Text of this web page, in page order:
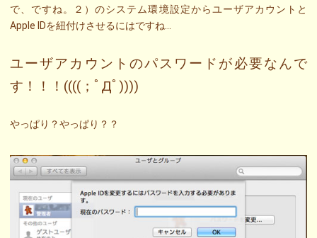
で、ですね。２）のシステム環境設定からユーザアカウントと
Apple IDを紐付けさせるにはですね…
ユーザアカウントのパスワードが必要なんで
す！！！((((；ﾟДﾟ))))
やっぱり？やっぱり？？